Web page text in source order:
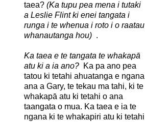
taea? (Ka tupu pea mena i tutaki
a Leslie Flint ki enei tangata i
runga i te whenua i roto i o raatau
whanautanga hou).
Ka taea e te tangata te whakapā
atu ki a ia ano? Ka pa ano pea
tatou ki tetahi ahuatanga e ngana
ana a Gary, te tekau ma tahi, ki te
whakapā atu ki tetahi o ana
taangata o mua. Ka taea e ia te
ngana ki te whakapiri atu ki tetahi